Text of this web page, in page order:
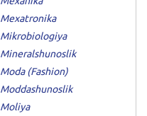
Mexatronika
Mikrobiologiya
Mineralshunoslik
Moda (Fashion)
Moddashunoslik
Moliya